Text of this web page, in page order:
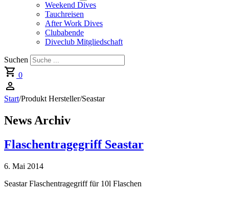
Weekend Dives
Tauchreisen
After Work Dives
Clubabende
Diveclub Mitgliedschaft
Suchen
0
Start/Produkt Hersteller/Seastar
News Archiv
Flaschentragegriff Seastar
6. Mai 2014
Seastar Flaschentragegriff für 10l Flaschen